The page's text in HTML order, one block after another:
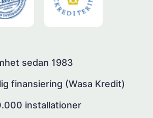
sedan 1983
finansiering (Wasa Kredit)
installationer